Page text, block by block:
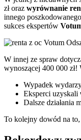
zł oraz wyrównanie
innego
sukces ekspertów
W innej ze spraw
wynoszącej 400 000
Wypadek
Eksperci uzyskali
Dalsze działania
To kolejny dowód na